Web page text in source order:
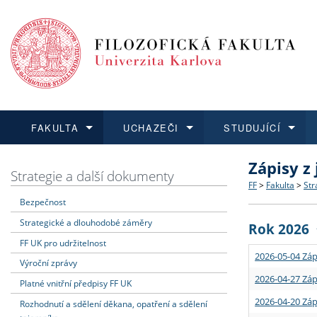
FAKULTA
Dozvědět se více
Struktura
Strategie
Podpora
UCHAZEČI
Podat přihlášku
Co
Učitelské
STUDUJÍCÍ
Dozvědět se více
Rigorózní
Dozvědět se více
O vědě a
Granty a
Dozvědět se více
Aktuální
Strategie a další dokumenty
Bezpečnost
Strategické a dlouhodobé záměry
FF UK pro udržitelnost
Výroční zprávy
Platné vnitřní předpisy FF UK
Rozhodnutí a sdělení děkana, opatření a sdělení
Zápisy
FF > Fakulta >
Rok 2026
2026-05-04
2026-04-27
2026-04-20